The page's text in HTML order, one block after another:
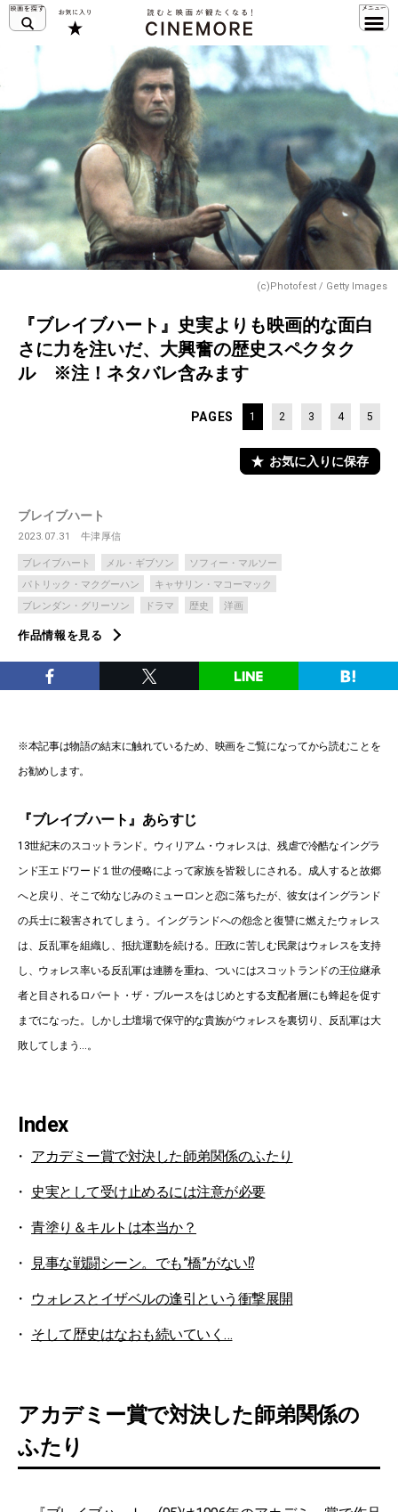
(c)Photofest / Getty Images
『ブレイブハート』史実よりも映画的な面白
さに力を注いだ、大興奮の歴史スペクタク
ル ※注！ネタバレ含みます
PAGES 1 2 3 4 5
お気に入りに保存
ブレイブハート
2023.07.31 牛津厚信
ブレイブハート メル・ギブソン
ソフィー・マルソー
パトリック・マクグーハン
キャサリン・マコーマック
ブレンダン・グリーソン
ドラマ 歴史 洋画
作品情報を見る
※本記事は物語の結末に触れているため、映画をご覧になってから読むことを
お勧めします。
『ブレイブハート』あらすじ
13世紀末のスコットランド。ウィリアム・ウォレスは、残虐で冷酷なイングラ
ンド王エドワード１世の侵略によって家族を皆殺しにされる。成人すると故郷
へと戻り、そこで幼なじみのミューロンと恋に落ちたが、彼女はイングランド
の兵士に殺害されてしまう。イングランドへの怨念と復讐に燃えたウォレス
は、反乱軍を組織し、抵抗運動を続ける。圧政に苦しむ民衆はウォレスを支持
し、ウォレス率いる反乱軍は連勝を重ね、ついにはスコットランドの王位継承
者と目されるロバート・ザ・ブルースをはじめとする支配者層にも蜂起を促す
までになった。しかし土壇場で保守的な貴族がウォレスを裏切り、反乱軍は大
敗してしまう…。
Index
アカデミー賞で対決した師弟関係のふたり
史実として受け止めるには注意が必要
青塗り＆キルトは本当か？
見事な戦闘シーン。でも”橋”がない⁉
ウォレスとイザベルの逢引という衝撃展開
そして歴史はなおも続いていく…
アカデミー賞で対決した師弟関係の
ふたり